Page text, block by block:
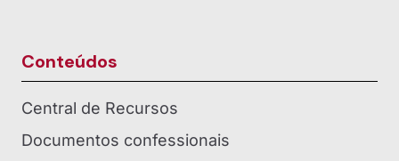
Conteúdos
Central de Recursos
Documentos confessionais